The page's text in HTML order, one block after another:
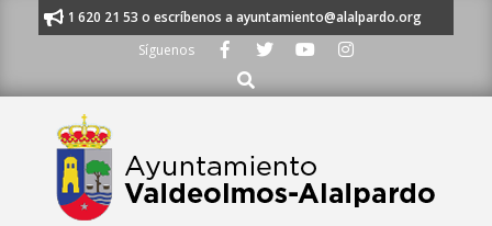
al 91 620 21 53 o escríbenos a ayuntamiento@alalpardo.org
Síguenos
Buscar